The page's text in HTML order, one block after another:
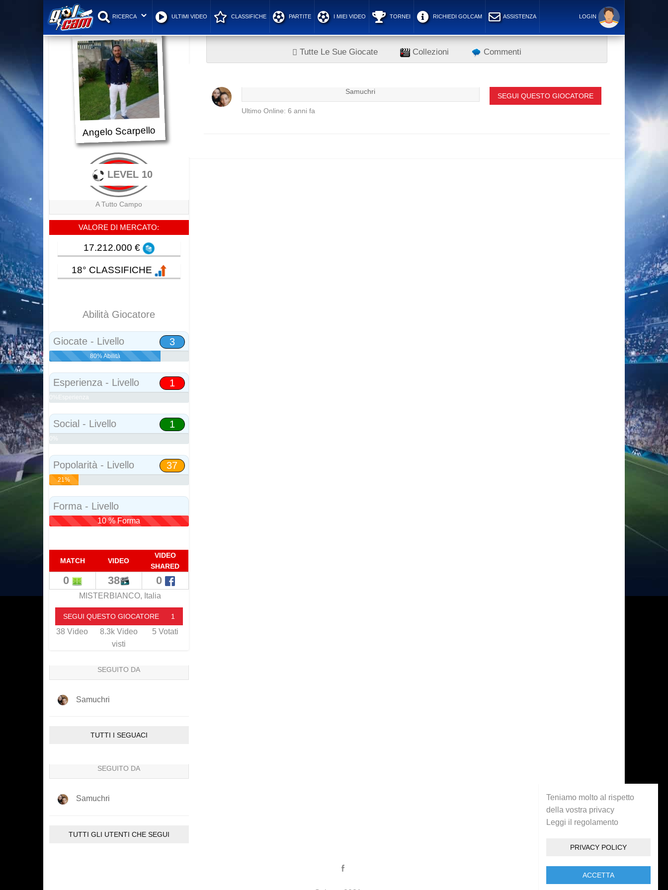
RICERCA ULTIMI VIDEO CLASSIFICHE PARTITE I MIEI VIDEO TORNEI RICHIEDI GOLCAM ASSISTENZA LOGIN
Angelo Scarpello
LEVEL 10
A Tutto Campo
VALORE DI MERCATO:
17.212.000 €
18° CLASSIFICHE
Abilità Giocatore
Giocate - Livello 3
80% Abilità
Esperienza - Livello 1
0%Esperienza
Social - Livello 1
0%
Popolarità - Livello 37
21%
Forma - Livello
10 % Forma
MATCH VIDEO
VIDEO
SHARED
0 38 0
MISTERBIANCO, Italia
SEGUI QUESTO GIOCATORE 1
38 Video 8.3k Video
visti
5 Votati
SEGUITO DA
Samuchri
TUTTI I SEGUACI
SEGUITO DA
Samuchri
TUTTI GLI UTENTI CHE SEGUI
Tutte Le Sue Giocate Collezioni Commenti
Samuchri
Ultimo Online: 6 anni fa
SEGUI QUESTO GIOCATORE
Teniamo molto al rispetto
della vostra privacy
Leggi il regolamento
PRIVACY POLICY
ACCETTA